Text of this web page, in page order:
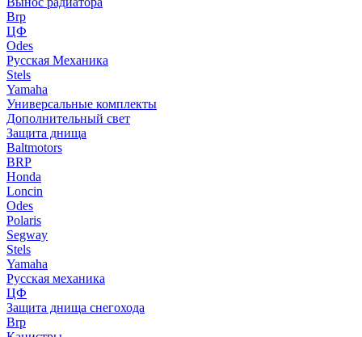
Brp
ЦФ
Odes
Русская Механика
Stels
Yamaha
Универсальные комплекты
Дополнительный свет
Защита днища
Baltmotors
BRP
Honda
Loncin
Odes
Polaris
Segway
Stels
Yamaha
Русская механика
ЦФ
Защита днища снегохода
Brp